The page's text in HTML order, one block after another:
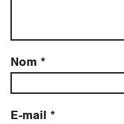
Nom *
E-mail *